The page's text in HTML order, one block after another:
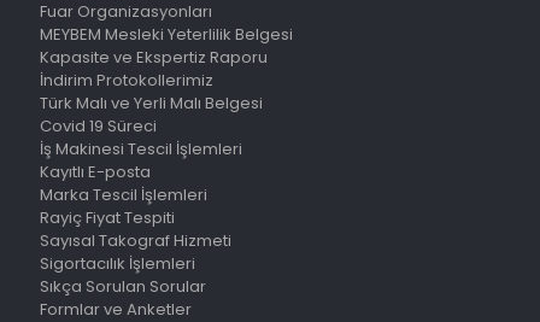
Fuar Organizasyonları
MEYBEM Mesleki Yeterlilik Belgesi
Kapasite ve Ekspertiz Raporu
İndirim Protokollerimiz
Türk Malı ve Yerli Malı Belgesi
Covid 19 Süreci
İş Makinesi Tescil İşlemleri
Kayıtlı E-posta
Marka Tescil İşlemleri
Rayiç Fiyat Tespiti
Sayısal Takograf Hizmeti
Sigortacılık İşlemleri
Sıkça Sorulan Sorular
Formlar ve Anketler